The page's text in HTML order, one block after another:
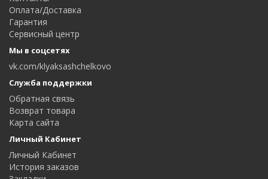
Оплата/Доставка
Гарантия
Сервисный центр
Мы в соцсетях
vk.com/klyaksashchelkovo
Служба поддержки
Обратная связь
Возврат товара
Карта сайта
Личный Кабинет
Личный Кабинет
История заказов